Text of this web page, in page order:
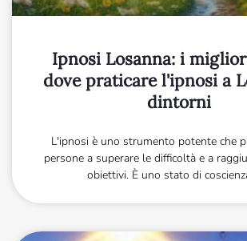
Ipnosi Losanna: i
dove praticare l'ipnosi a
dintorni
L'ipnosi è uno strumento potente che
persone a superare le difficoltà e a
obiettivi. È uno stato di